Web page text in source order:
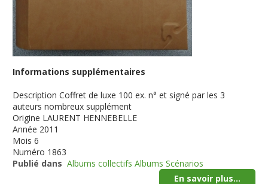
Informations supplémentaires
Description Coffret de luxe 100 ex. n° et signé par les 3
auteurs nombreux supplément
Origine LAURENT HENNEBELLE
Année 2011
Mois 6
Numéro 1863
Publié dans Albums collectifs Albums Scénarios
En savoir plus...